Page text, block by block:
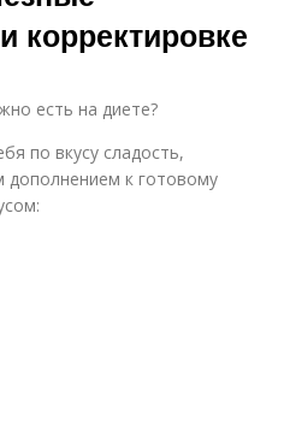
корректировке
есть на диете?
по вкусу сладость,
дополнением к готовому